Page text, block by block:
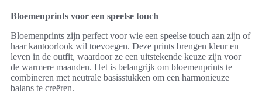
Bloemenprints voor een speelse touch
Bloemenprints zijn perfect voor wie een speelse touch aan zijn of
haar kantoorlook wil toevoegen. Deze prints brengen kleur en
leven in de outfit, waardoor ze een uitstekende keuze zijn voor
de warmere maanden. Het is belangrijk om bloemenprints te
combineren met neutrale basisstukken om een harmonieuze
balans te creëren.